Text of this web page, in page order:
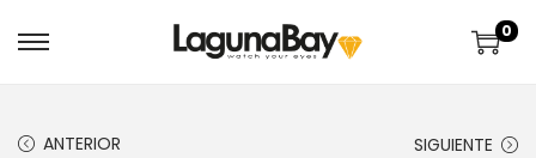
0
ANTERIOR SIGUIENTE